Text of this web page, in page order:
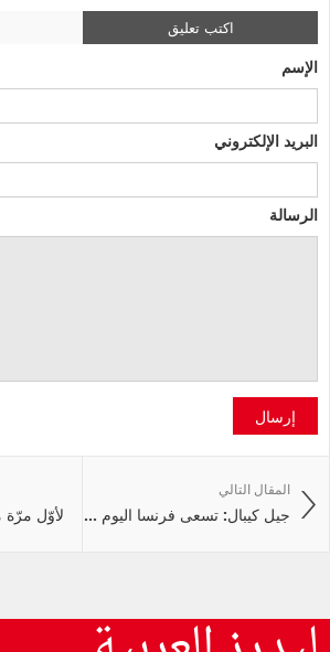
اكتب تعليق
الإسم
البريد الإلكتروني
الرسالة
إرسال
لأوّل
المقال التالي
جيل كيبال: تسعى فرنسا اليوم ...